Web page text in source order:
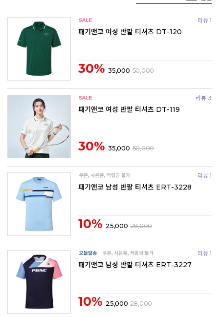
리뷰 1
패기앤코 여성 반팔 티셔츠 DT-120
30% 35,000 50,000
리뷰 3
패기앤코 여성 반팔 티셔츠 DT-119
30% 35,000 50,000
리뷰 1
패기앤코 남성 반팔 티셔츠 ERT-3228
10% 25,000 28,000
리뷰 1
패기앤코 남성 반팔 티셔츠 ERT-3227
10% 25,000 28,000